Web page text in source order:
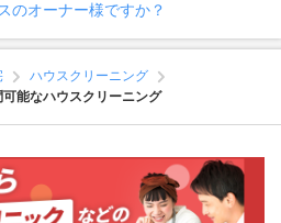
のオーナー様ですか？
ハウスクリーニング
能なハウスクリーニング